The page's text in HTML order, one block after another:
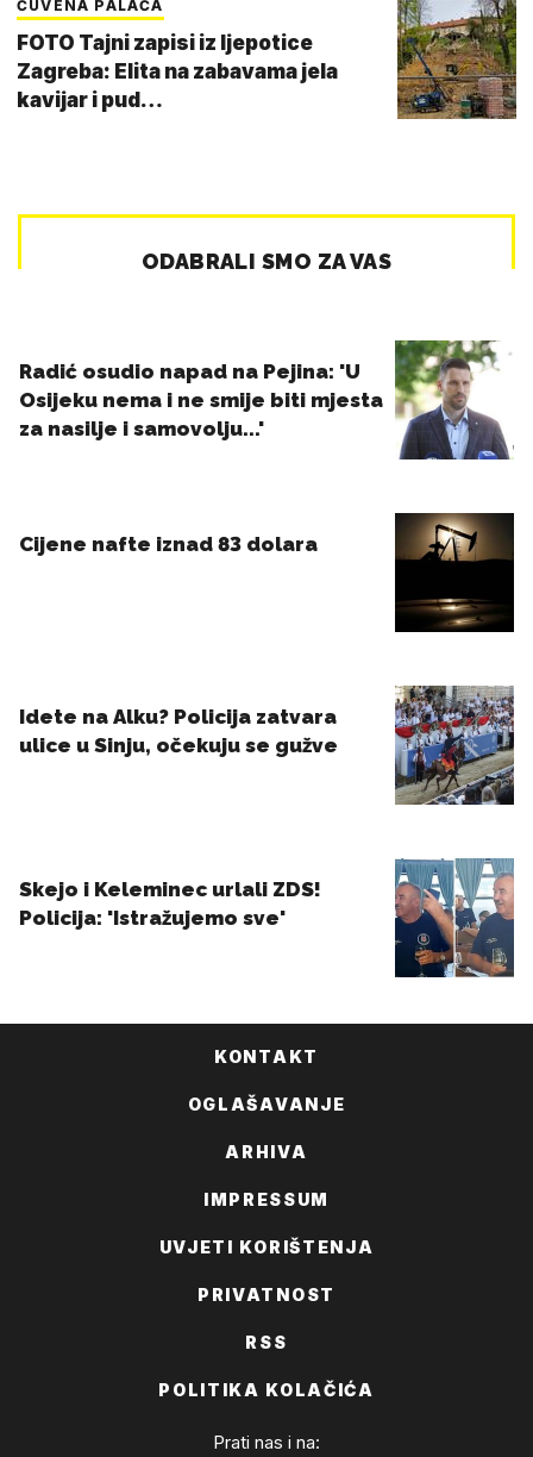
ČUVENA PALAČA
FOTO Tajni zapisi iz ljepotice
Zagreba: Elita na zabavama jela
kavijar i pud…
KONTAKT
OGLAŠAVANJE
ARHIVA
IMPRESSUM
UVJETI KORIŠTENJA
PRIVATNOST
RSS
POLITIKA KOLAČIĆA
Prati nas i na: